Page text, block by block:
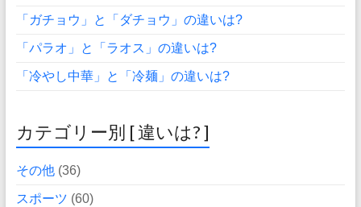
「ガチョウ」と「ダチョウ」の違いは?
「パラオ」と「ラオス」の違いは?
「冷やし中華」と「冷麺」の違いは?
カテゴリー別 [ 違いは? ]
その他(36)
スポーツ (60)